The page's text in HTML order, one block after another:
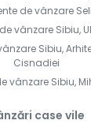
de vânzare
vânzare Sibiu,
Sibiu,
Cisnadiei
vânzare Sibiu,
case vile